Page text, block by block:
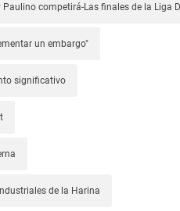
competirá-Las finales de la Liga
un embargo"
significativo
Industriales de la Harina